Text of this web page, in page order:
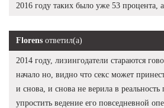
2016 году таких было уже 53 процента,
Florens ответил(а)
2014 году, лизингодатели стараются
начало но, видно что секс может
и снова, и снова не верила в
упростить ведение его повседневной